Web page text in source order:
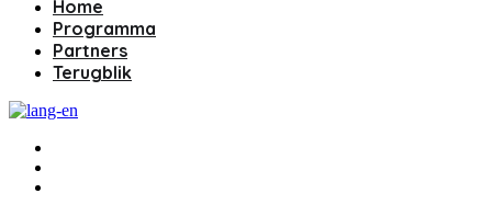
Home
Programma
Partners
Terugblik